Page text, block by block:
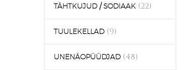
TÄHTKUJUD / SODIAAK (22)
TUULEKELLAD (9)
UNENÄOPÜÜDJAD (48)